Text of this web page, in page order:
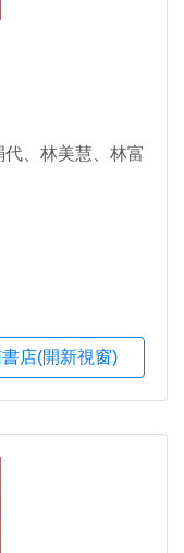
、林美慧、林富
店(開新視窗)